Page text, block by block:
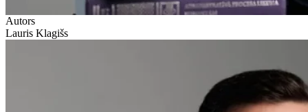
Autors
Lauris Klagišs